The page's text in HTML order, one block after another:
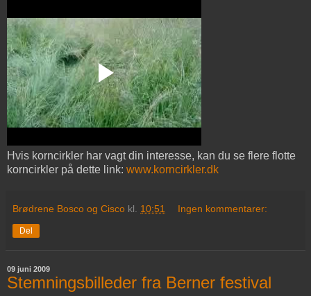
Hvis korncirkler har vagt din interesse, kan du se flere flotte
korncirkler på dette link: www.korncirkler.dk
Brødrene Bosco og Cisco kl. 10:51 Ingen kommentarer:
Del
09 juni 2009
Stemningsbilleder fra Berner festival